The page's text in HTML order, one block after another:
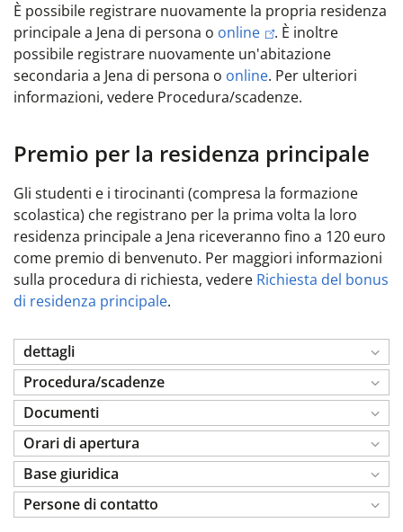
È possibile registrare nuovamente la propria residenza
principale a Jena di persona o online
. È inoltre
possibile registrare nuovamente un'abitazione
secondaria a Jena di persona o online. Per ulteriori
informazioni, vedere Procedura/scadenze.
Premio per la residenza principale
Gli studenti e i tirocinanti (compresa la formazione
scolastica) che registrano per la prima volta la loro
residenza principale a Jena riceveranno fino a 120 euro
come premio di benvenuto. Per maggiori informazioni
sulla procedura di richiesta, vedere Richiesta del bonus
di residenza principale.
dettagli
Procedura/scadenze
Documenti
Orari di apertura
Base giuridica
Persone di contatto